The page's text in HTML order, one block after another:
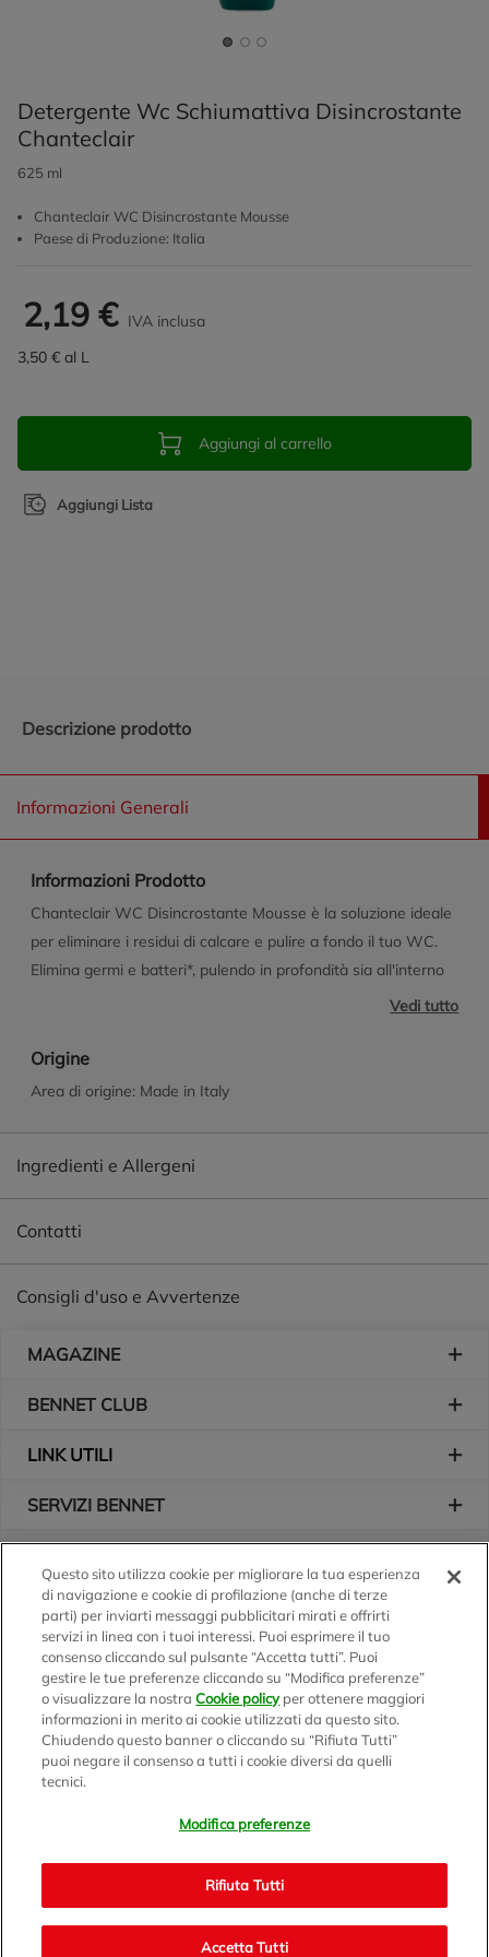
Detergente Wc Schiumattiva Disincrostante
Chanteclair
625 ml
Chanteclair WC Disincrostante Mousse
Paese di Produzione: Italia
2,19 € IVA inclusa
3,50 € al L
Aggiungi al carrello
Aggiungi Lista
Descrizione prodotto
Informazioni Generali
Informazioni Prodotto
Chanteclair WC Disincrostante Mousse è la soluzione ideale
per eliminare i residui di calcare e pulire a fondo il tuo WC.
Elimina germi e batteri*, pulendo in profondità sia all'interno
che all'esterno del WC. Grazie al suo innovativo trigger, puoi
Un risultato impeccabile, facile e veloce! *rimozione
meccanica di germi e batteri
Vedi tutto
Origine
Area di origine: Made in Italy
Ingredienti e Allergeni
Contatti
Consigli d'uso e Avvertenze
MAGAZINE
BENNET CLUB
LINK UTILI
SERVIZI BENNET
Logo Bennet
Seguici sui nostri canali
Scarica l'app
Sede Amministrativa e Commerciale: Via Enzo Ratti, 2 - 22070
Monza Brianza e Lodi 07071700152 - REA MI 1137002 -
Questo sito utilizza cookie per migliorare la tua esperienza
di navigazione e cookie di profilazione (anche di terze
parti) per inviarti messaggi pubblicitari mirati e offrirti
servizi in linea con i tuoi interessi. Puoi esprimere il tuo
consenso cliccando sul pulsante “Accetta tutti”. Puoi
gestire le tue preferenze cliccando su “Modifica preferenze”
o visualizzare la nostraCookie policyper ottenere maggiori
informazioni in merito ai cookie utilizzati da questo sito.
Chiudendo questo banner o cliccando su “Rifiuta Tutti”
puoi negare il consenso a tutti i cookie diversi da quelli
tecnici.
Modifica preferenze
Rifiuta Tutti
Accetta Tutti